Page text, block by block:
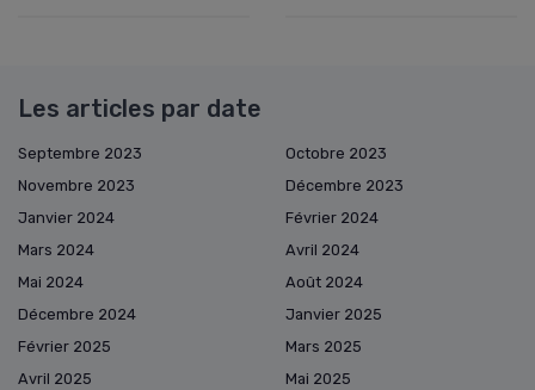
Les articles par date
Septembre 2023
Octobre 2023
Novembre 2023
Décembre 2023
Janvier 2024
Février 2024
Mars 2024
Avril 2024
Mai 2024
Août 2024
Décembre 2024
Janvier 2025
Février 2025
Mars 2025
Avril 2025
Mai 2025